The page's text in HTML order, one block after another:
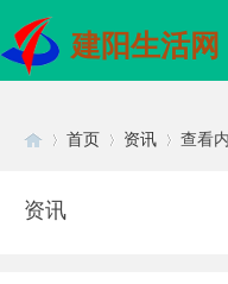
建阳生活网
首页 资讯 查看
资讯